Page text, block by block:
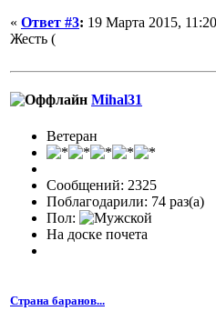
« Ответ #3: 19 Марта 2015,
Жесть (
Mihal31
Ветеран
Сообщений: 2325
Поблагодарили: 74 раз(а)
Пол:
На доске почета
Страна баранов...